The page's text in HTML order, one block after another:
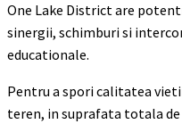
One Lake District are
sinergii, schimburi si
educationale.
Pentru a spori calitatea
teren, in suprafata totala